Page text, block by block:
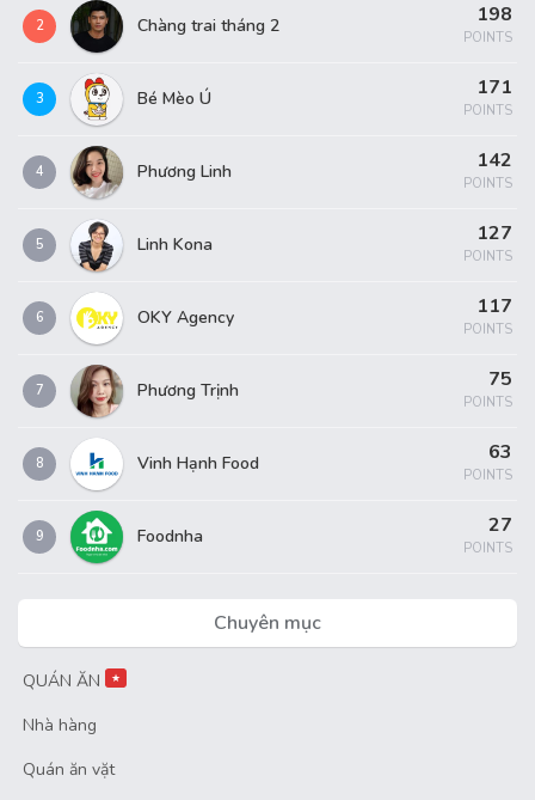
2 Chàng trai tháng 2 198
POINTS
3 Bé Mèo Ú 171
POINTS
4 Phương Linh 142
POINTS
5 Linh Kona 127
POINTS
6 OKY Agency 117
POINTS
7 Phương Trịnh 75
POINTS
8 Vinh Hạnh Food 63
POINTS
9 Foodnha 27
POINTS
Chuyên mục
QUÁN ĂN ★
Nhà hàng
Quán ăn vặt